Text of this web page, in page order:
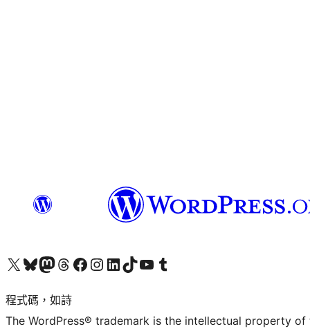
查看我們的 X (之前的 Twitter) 帳號造訪我們的 Bluesky 帳號造訪我們的 Mastodon 帳號造訪我們的 Threads 帳號 造訪我們的 Facebook 粉絲專頁Visit our Instagram account
Visit our LinkedIn account
造訪我們的 TikTok 帳號Visit our YouTube channel
造訪我們的 Tumblr 帳號
程式碼，如詩
The WordPress® trademark is the intellectual property of